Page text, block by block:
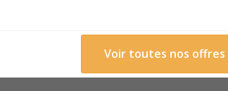
Voir toutes nos offres